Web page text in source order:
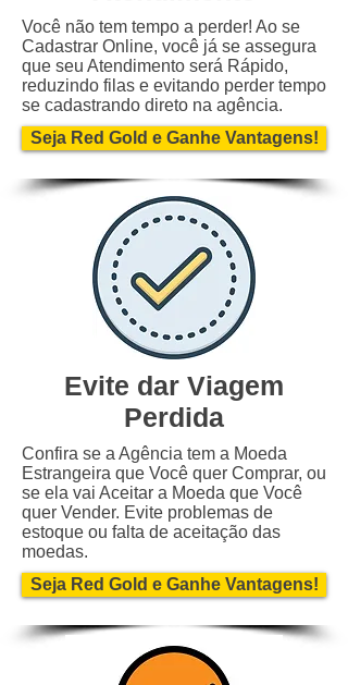
Você não tem tempo a perder! Ao se
Cadastrar Online, você já se assegura
que seu Atendimento será Rápido,
reduzindo filas e evitando perder tempo
se cadastrando direto na agência.
Seja Red Gold e Ganhe Vantagens!
Evite dar Viagem
Perdida
Confira se a Agência tem a Moeda
Estrangeira que Você quer Comprar, ou
se ela vai Aceitar a Moeda que Você
quer Vender. Evite problemas de
estoque ou falta de aceitação das
moedas.
Seja Red Gold e Ganhe Vantagens!